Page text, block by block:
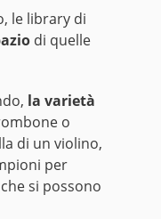
le library di
di quelle
la varietà
o
di un violino,
per
si possono